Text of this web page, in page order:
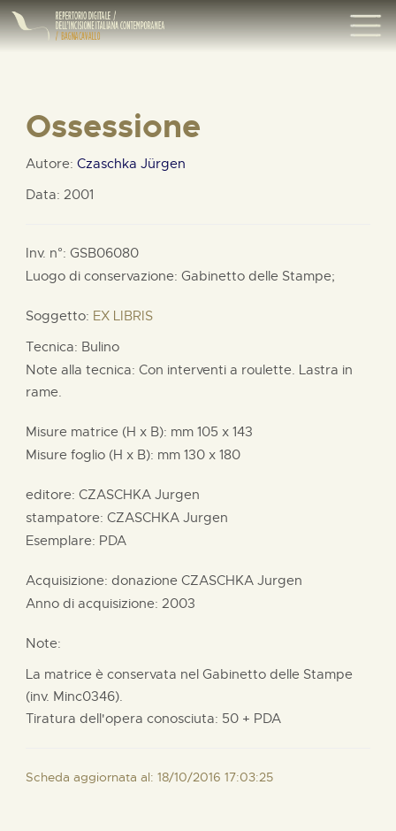
Ossessione
Autore: Czaschka Jürgen
Data: 2001
Inv. n°: GSB06080
Luogo di conservazione: Gabinetto delle Stampe;
Soggetto: EX LIBRIS
Tecnica: Bulino
Note alla tecnica: Con interventi a roulette. Lastra in
rame.
Misure matrice (H x B): mm 105 x 143
Misure foglio (H x B): mm 130 x 180
editore: CZASCHKA Jurgen
stampatore: CZASCHKA Jurgen
Esemplare: PDA
Acquisizione: donazione CZASCHKA Jurgen
Anno di acquisizione: 2003
Note:
La matrice è conservata nel Gabinetto delle Stampe
(inv. Minc0346).
Tiratura dell'opera conosciuta: 50 + PDA
Scheda aggiornata al: 18/10/2016 17:03:25